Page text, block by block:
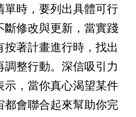
單時，要列出具體可行
斷修改與更新，當實踐
按著計畫進行時，找出
調整行動。深信吸引力
示，當你真心渴望某件
都會聯合起來幫助你完